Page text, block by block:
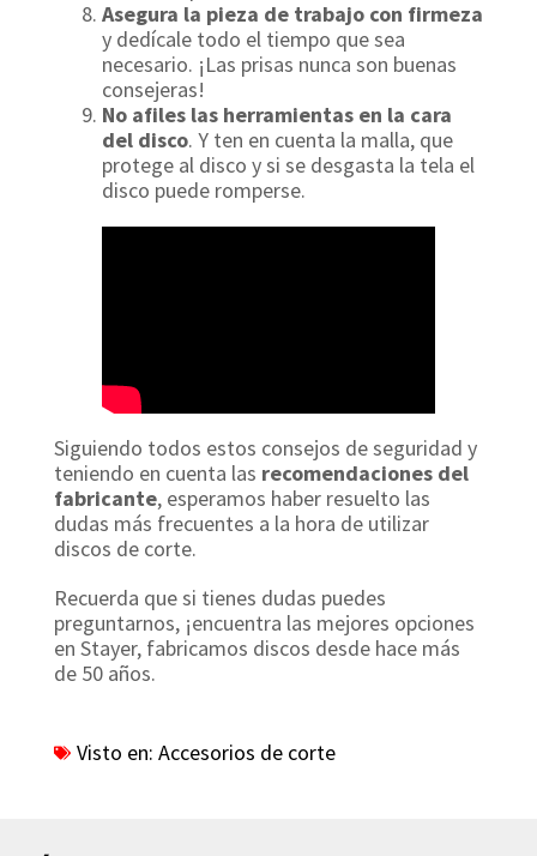
Asegura la pieza de trabajo con firmeza
y dedícale todo el tiempo que sea
necesario. ¡Las prisas nunca son buenas
consejeras!
No afiles las herramientas en la cara
del disco. Y ten en cuenta la malla, que
protege al disco y si se desgasta la tela el
disco puede romperse.
Siguiendo todos estos consejos de seguridad y
teniendo en cuenta las recomendaciones del
fabricante, esperamos haber resuelto las
dudas más frecuentes a la hora de utilizar
discos de corte.
Recuerda que si tienes dudas puedes
preguntarnos, ¡encuentra las mejores opciones
en Stayer, fabricamos discos desde hace más
de 50 años.
Visto en: Accesorios de corte